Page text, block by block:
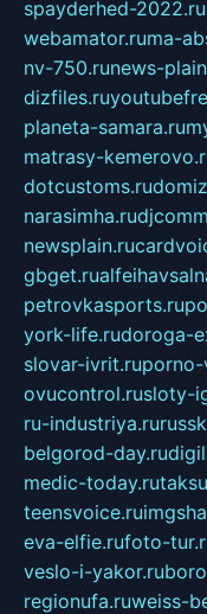
spayderhed-2022.ru
webamator.ruma-
nv-750.runews-
dizfiles.ru
planeta-samara.ru
matrasy-
dotcustoms.ru
narasimha.ru
newsplain.ru
gbget.ru
petrovkasports.ru
york-life.rudoroga-
slovar-ivrit.ru
ovucontrol.rusloty-
ru-industriya.ru
belgorod-day.ru
medic-today.ru
teensvoice.ru
eva-elfie.rufoto-
veslo-i-yakor.ru
regionufa.ruweiss-